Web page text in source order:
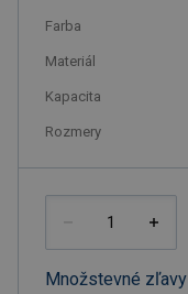
Farba
Materiál
Kapacita
Rozmery
Množstevné zľavy